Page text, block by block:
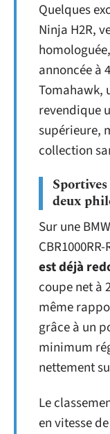
Quelques
Ninja H2R,
annoncée à
Tomahawk,
revendique
supérieure,
collection
deux
Sur une
CBR1000RR-
est déjà
coupe net à
même
grâce à un
minimum
nettement
Le
en vitesse